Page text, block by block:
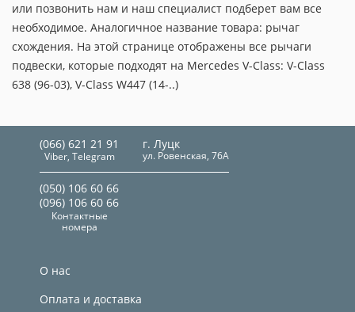
или позвонить нам и наш специалист подберет вам все
необходимое. Аналогичное название товара: рычаг
схождения. На этой странице отображены все рычаги
подвески, которые подходят на Mercedes V-Class: V-Class
638 (96-03), V-Class W447 (14-..)
(066) 621 21 91
Viber, Telegram
г. Луцк
ул. Ровенская, 76А
(050) 106 60 66
(096) 106 60 66
Контактные
номера
О нас
Оплата и доставка